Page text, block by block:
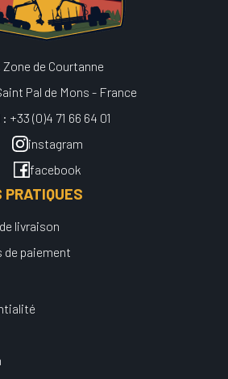
Zone de Courtanne
Pal de Mons - France
: +33 (0)4 71 66 64 01
instagram
facebook
PRATIQUES
livraison
de paiement